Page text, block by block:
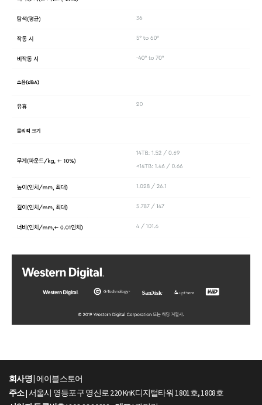
회사명 | 에이블스토어
주소| 서울시 영등포구 영신로 220 KnK디지털타워 1801호, 1808호